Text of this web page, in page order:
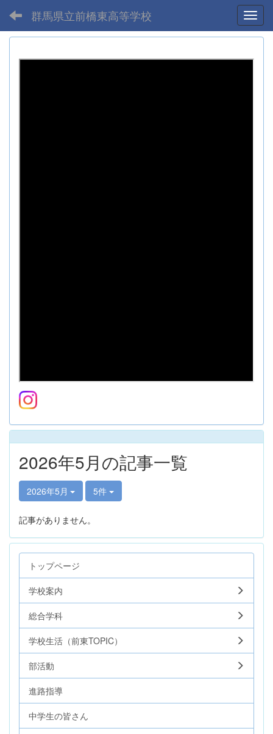
群馬県立前橋東高等学校
2026年5月の記事一覧
2026年5月 5件
記事がありません。
トップページ
学校案内
総合学科
学校生活（前東TOPIC）
部活動
進路指導
中学生の皆さん